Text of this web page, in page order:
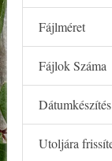
Fájlméret
Fájlok Száma
Dátumkészítés
Utoljára